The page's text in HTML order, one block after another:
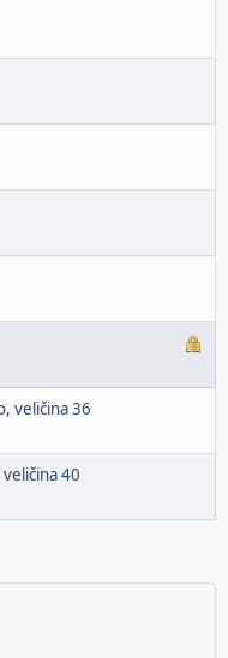
veličina 36
40